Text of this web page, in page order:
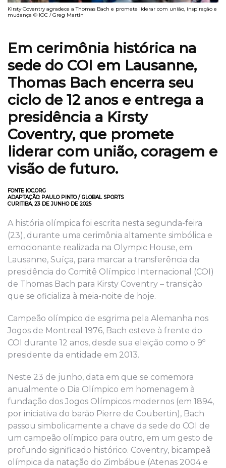
Kirsty Coventry agradece a Thomas Bach e promete liderar com união, inspiração e
mudança © IOC / Greg Martin
Em cerimônia histórica na
sede do COI em Lausanne,
Thomas Bach encerra seu
ciclo de 12 anos e entrega a
presidência a Kirsty
Coventry, que promete
liderar com união, coragem e
visão de futuro.
FONTE IOC.ORG
ADAPTAÇÃO: PAULO PINTO / GLOBAL SPORTS
CURITIBA, 23 DE JUNHO DE 2025
A história olímpica foi escrita nesta segunda-feira
(23), durante uma cerimônia altamente simbólica e
emocionante realizada na Olympic House, em
Lausanne, Suíça, para marcar a transferência da
presidência do Comitê Olímpico Internacional (COI)
de Thomas Bach para Kirsty Coventry – transição
que se oficializa à meia-noite de hoje.
Campeão olímpico de esgrima pela Alemanha nos
Jogos de Montreal 1976, Bach esteve à frente do
COI durante 12 anos, desde sua eleição como o 9º
presidente da entidade em 2013.
Neste 23 de junho, data em que se comemora
anualmente o Dia Olímpico em homenagem à
fundação dos Jogos Olímpicos modernos (em 1894,
por iniciativa do barão Pierre de Coubertin), Bach
passou simbolicamente a chave da sede do COI de
um campeão olímpico para outro, em um gesto de
profundo significado histórico. Coventry, bicampeã
olímpica da natação do Zimbábue (Atenas 2004 e